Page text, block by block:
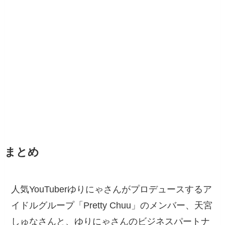
まとめ
人気YouTuberゆりにゃさんがプロデュースするア
イドルグループ「Pretty Chuu」のメンバー、天宮
しゅなさんと、ゆりにゃさんのビジネスパートナ